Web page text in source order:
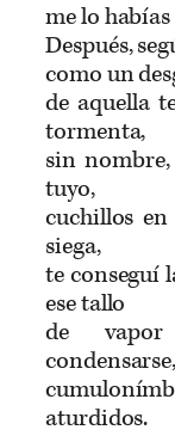
me lo
Después,
como un
de aquella
tormenta,
sin
tuyo,
cuchillos
siega,
te conseguí
ese tallo
de
condensarse,
aturdidos.